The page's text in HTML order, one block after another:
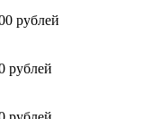
рублей
рублей